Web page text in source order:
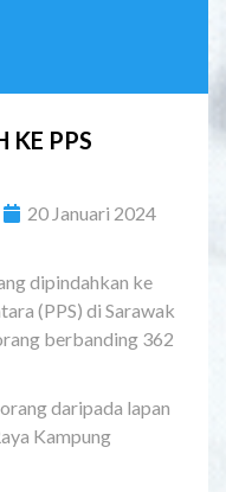
KE PPS
20 Januari 2024
dipindahkan ke
(PPS) di Sarawak
berbanding 362
daripada lapan
Kampung